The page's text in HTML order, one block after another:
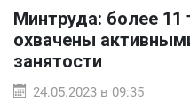
Минтруда: более
охвачены
занятости
24.05.2023 в 09:35